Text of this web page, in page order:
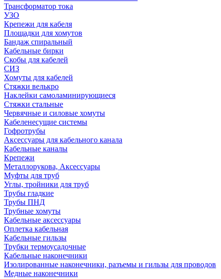
Трансформатор тока
УЗО
Крепежи для кабеля
Площадки для хомутов
Бандаж спиральный
Кабельные бирки
Cкобы для кабелей
СИЗ
Хомуты для кабелей
Стяжки велькро
Наклейки самоламинирующиеся
Стяжки стальные
Червячные и силовые хомуты
Кабеленесущие системы
Гофротрубы
Аксессуары для кабельного канала
Кабельные каналы
Крепежи
Металлорукова, Аксессуары
Муфты для труб
Углы, тройники для труб
Трубы гладкие
Трубы ПНД
Трубные хомуты
Кабельные аксессуары
Оплетка кабельная
Кабельные гильзы
Трубки термоусадочные
Кабельные наконечники
Изолированные наконечники, разъемы и гильзы для проводов
Медные наконечники